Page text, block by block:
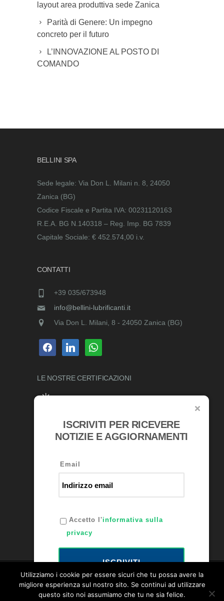
layout area produttiva sede Zanica
Parità di Genere: Un impegno
concreto per il futuro
L’INNOVAZIONE AL POSTO DI
COMANDO
BELLINI SPA
Sede legale: Via Don L. Milani n. 8, 24050
Zanica (BG)
Codice Fiscale e Partita IVA: 00231120163
R.E.A. BG N.140318 – Reg. Imp. BG 7839
Capitale Sociale: € 452.574,00 i.v.
CONTATTI
+39 035/673948
info@bellini-lubrificanti.it
Via Don L. Milani, 8 - 24050 Zanica (BG)
facebooklinkedin whatsapp
LE NOSTRECERTIFICAZIONI
RICONOSCIMENTI
Bellini Lubrificanti P.IVA: 00231120163 -
ISCRIVITI PER RICEVERE
NOTIZIE E AGGIORNAMENTI
Email
Accetto l'informativa sulla
privacy
ISCRIVITI
Utilizziamo i cookie per essere sicuri che tu possa avere la
migliore esperienza sul nostro sito. Se continui ad utilizzare
questo sito noi assumiamo che tu ne sia felice.